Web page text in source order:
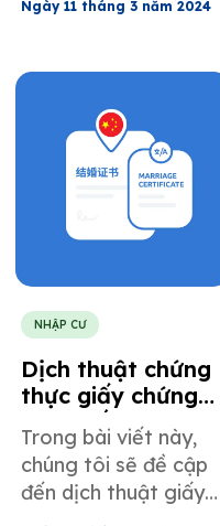
Ngày 11 tháng 3 năm 2024
NHẬP CƯ
Dịch thuật chứng
thực giấy chứng
nhận kết hôn
tiếng Trung
Trong bài viết này,
chúng tôi sẽ đề cập
đến dịch thuật giấy
chứng nhận kết hôn